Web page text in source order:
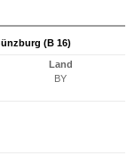
(B 16)
Land
BY